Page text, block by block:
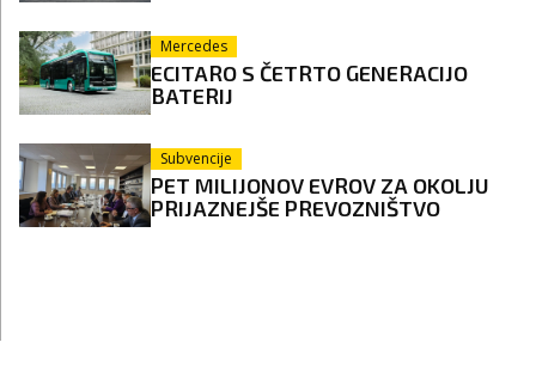
Mercedes
ECITARO S ČETRTO GENERACIJO
BATERIJ
Subvencije
PET MILIJONOV EVROV ZA OKOLJU
PRIJAZNEJŠE PREVOZNIŠTVO